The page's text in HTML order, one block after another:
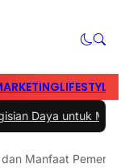
LIFESTYLE
untuk Mobil Listrik
Manfaat